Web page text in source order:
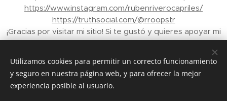
https://www.instagram.com/rubenriverocapriles/
https://truthsocial.com/@rroopstr
¡Gracias por visitar mi sitio! Si te gustó y quieres apoyar mi
trabajo, puedes enviar propinas a través de Binance a mi
correo electrónico: rroopstr@yahoo.com.ve - Tu apoyo
me ayuda a crear más contenido para ti. ¡Gracias de
nuevo!"
© 2026 Rubén Rivero Capriles. Todos los derechos
Utilizamos cookies para permitir un correcto funcionamiento
y seguro en nuestra página web, y para ofrecer la mejor
experiencia posible al usuario.